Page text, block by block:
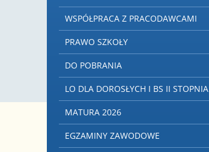
WSPÓŁPRACA Z PRACODAWCAMI
PRAWO SZKOŁY
DO POBRANIA
LO DLA DOROSŁYCH I BS II STOPNIA
MATURA 2026
EGZAMINY ZAWODOWE